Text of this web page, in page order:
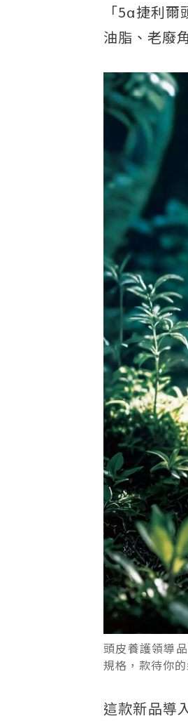
「5α捷利
油脂、老廢
頭皮養護領導
規格，款待你
這款新品導